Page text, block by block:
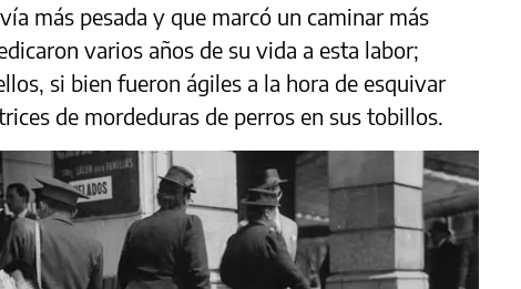
más pesada y que marcó un caminar más
varios años de su vida a esta labor;
si bien fueron ágiles a la hora de esquivar
de mordeduras de perros en sus tobillos.